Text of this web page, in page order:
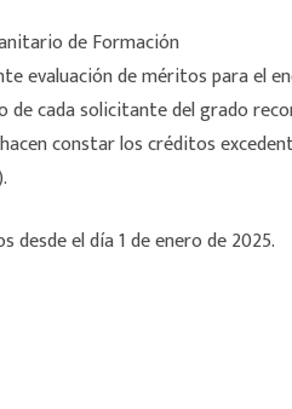
de Formación
evaluación de méritos para el
cada solicitante del grado
constar los créditos
el día 1 de enero de 2025.